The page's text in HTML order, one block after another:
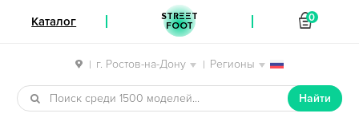
| г. Ростов-на-Дону | Регионы
Перейти к навигации
Перейти к содержимому
Найти
Каталог STREET
FOOT
0